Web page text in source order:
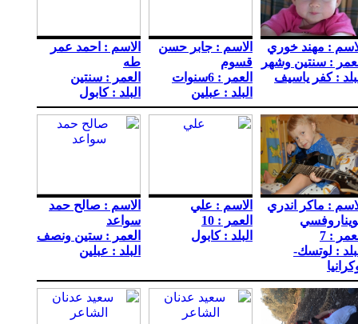
: مهند خوري
: سنتين وشهر
: كفر ياسيف
الاسم : جابر حسن
قسوم
العمر : 6سنوات
البلد : عبلين
الاسم : احمد عمر
طه
العمر : سنتين
البلد : كابول
: ماكر اندري
: 7
: لوتسك-
الاسم : علي
العمر : 10
البلد : كابول
الاسم : صالح حمد
سواعد
العمر : ستين ونصف
البلد : عبلين